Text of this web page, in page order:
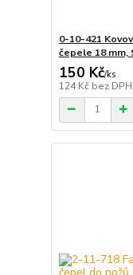
0-10-421
čepele 18 mm,
150 Kč/ks
124 Kč bez DPH